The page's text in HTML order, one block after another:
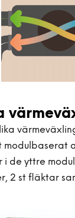
modulbaserat
i de yttre
2 st fläktar